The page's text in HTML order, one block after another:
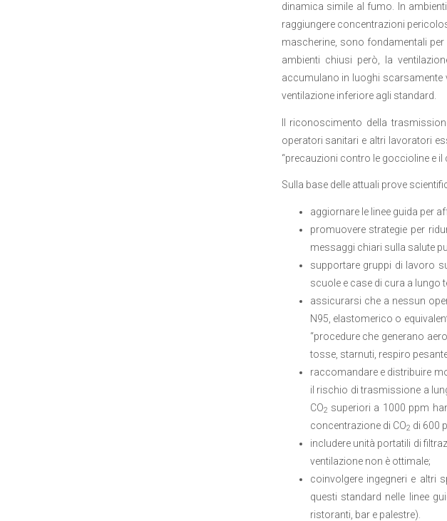
dinamica simile al fumo. In
raggiungere concentrazioni
mascherine, sono fondamentali
ambienti chiusi però, la
accumulano in luoghi scarsamente
ventilazione inferiore agli standard.
Il riconoscimento della
operatori sanitari e altri lavoratori
“precauzioni contro le goccioline e
Sulla base delle attuali prove
aggiornare le linee guida per
promuovere strategie per
messaggi chiari sulla salute
supportare gruppi di lavoro
scuole e case di cura a lungo
assicurarsi che a nessun
N95, elastomerico o
“procedure che generano
tosse, starnuti, respiro
raccomandare e distribuire
il rischio di trasmissione a
CO2 superiori a 1000 ppm
concentrazione di CO2 di 600
includere unità portatili di
ventilazione non è ottimale;
coinvolgere ingegneri e altri
questi standard nelle linee
ristoranti, bar e palestre).